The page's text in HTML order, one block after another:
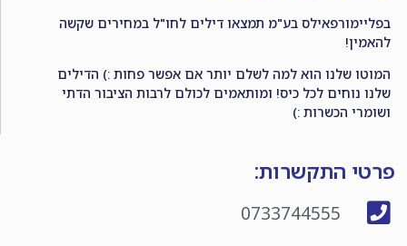
בפליימורפאילס בע"מ תמצאו דילים לחו"ל במחירים שקשה
להאמין!
המוטו שלנו הוא למה לשלם יותר אם אפשר פחות :) הדילים
שלנו נוחים לכל כיס! ומותאמים לכולם לרבות הציבור הדתי
ושומרי הכשרות :)
פרטי התקשרות:
0733744555